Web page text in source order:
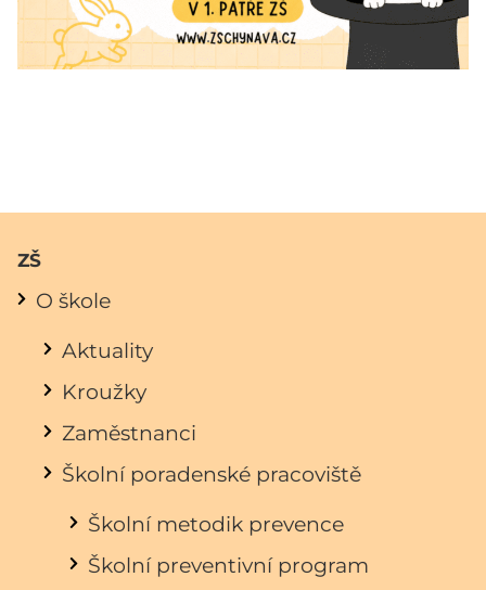
ZŠ
O škole
Aktuality
Kroužky
Zaměstnanci
Školní poradenské pracoviště
Školní metodik prevence
Školní preventivní program